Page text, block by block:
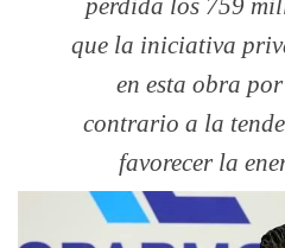
que la iniciativa
en esta obra
contrario a la
favorecer la